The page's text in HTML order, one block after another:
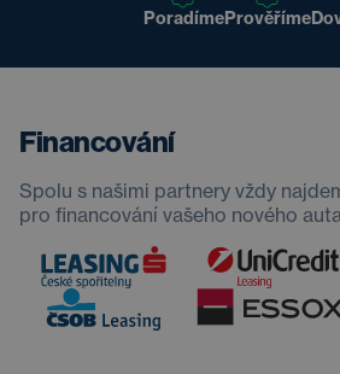
PoradímePrověříme
Financování
Spolu s našimi partnery vždy
pro financování vašeho nového